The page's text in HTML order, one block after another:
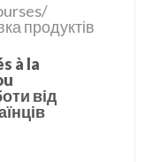
продуктів
à la
від